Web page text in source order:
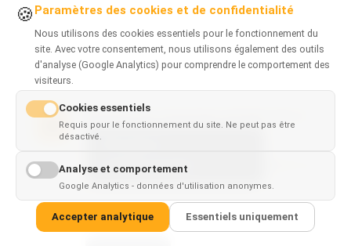
Recevez les nouveaux articles par e-
mail
d'apprentissage. Pas de spam, désinscription en
un clic.
Votre adresse e-mail
available inEnglish
🍪 Paramètres des cookies et de confidentialité
Nous utilisons des cookies essentiels pour le fonctionnement du
site. Avec votre consentement, nous utilisons également des outils
d'analyse (Google Analytics) pour comprendre le comportement des
visiteurs.
Cookies essentiels
Requis pour le fonctionnement du site. Ne peut pas être
désactivé.
Analyse et comportement
Google Analytics - données d'utilisation anonymes.
Accepter analytique Essentiels uniquement